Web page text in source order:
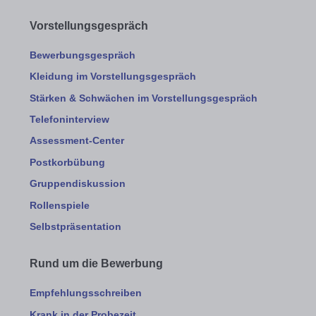
Vorstellungsgespräch
Bewerbungsgespräch
Kleidung im Vorstellungsgespräch
Stärken & Schwächen im Vorstellungsgespräch
Telefoninterview
Assessment-Center
Postkorbübung
Gruppendiskussion
Rollenspiele
Selbstpräsentation
Rund um die Bewerbung
Empfehlungsschreiben